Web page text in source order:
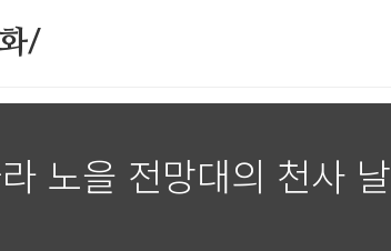
/
노을 전망대의 천사